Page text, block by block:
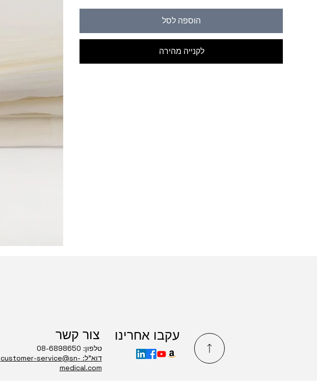
הוספה לסל
לקנייה מהירה
עקבו אחרינו צור קשר
טלפון: 08-6898650
דוא"ל: customer-service@sn-
medical.com